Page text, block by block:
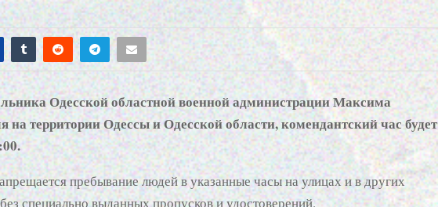
Одесской областной военной администрации Максима
на территории Одессы и Одесской области, комендантский час будет
пребывание людей в указанные часы на улицах и в других
специально выданных пропусков и удостоверений.